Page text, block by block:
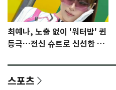
최예나, 노출 없이 '워터밤' 퀸
등극…전신 슈트로 신선한 충
스포츠